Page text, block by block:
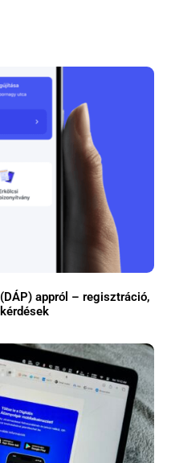
appról – regisztráció,